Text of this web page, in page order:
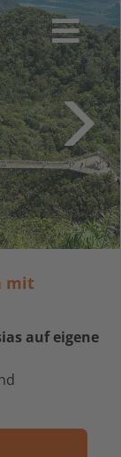
mit
auf eigene